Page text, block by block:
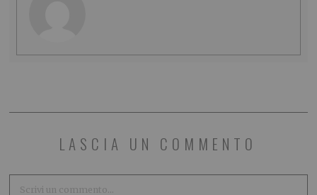
LASCIA UN COMMENTO